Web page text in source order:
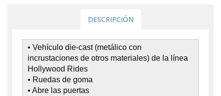
DESCRIPCIÓN
• Vehículo die-cast (metálico con
incrustaciones de otros materiales) de la línea
Hollywood Rides
• Ruedas de goma
• Abre las puertas